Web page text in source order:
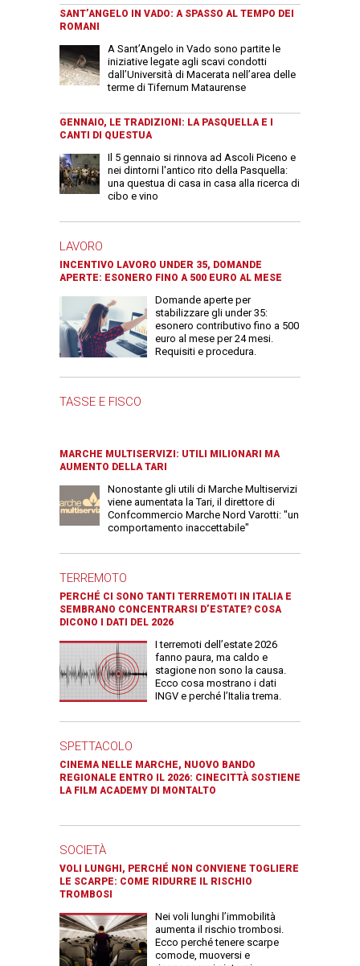
SANT’ANGELO IN VADO: A SPASSO AL TEMPO DEI
ROMANI
A Sant’Angelo in Vado sono partite le
iniziative legate agli scavi condotti
dall’Università di Macerata nell’area delle
terme di Tifernum Mataurense
GENNAIO, LE TRADIZIONI: LA PASQUELLA E I
CANTI DI QUESTUA
Il 5 gennaio si rinnova ad Ascoli Piceno e
nei dintorni l'antico rito della Pasquella:
una questua di casa in casa alla ricerca di
cibo e vino
LAVORO
INCENTIVO LAVORO UNDER 35, DOMANDE
APERTE: ESONERO FINO A 500 EURO AL MESE
Domande aperte per
stabilizzare gli under 35:
esonero contributivo fino a 500
euro al mese per 24 mesi.
Requisiti e procedura.
TASSE E FISCO
MARCHE MULTISERVIZI: UTILI MILIONARI MA
AUMENTO DELLA TARI
Nonostante gli utili di Marche Multiservizi
viene aumentata la Tari, il direttore di
Confcommercio Marche Nord Varotti: "un
comportamento inaccettabile"
TERREMOTO
PERCHÉ CI SONO TANTI TERREMOTI IN ITALIA E
SEMBRANO CONCENTRARSI D’ESTATE? COSA
DICONO I DATI DEL 2026
I terremoti dell’estate 2026
fanno paura, ma caldo e
stagione non sono la causa.
Ecco cosa mostrano i dati
INGV e perché l’Italia trema.
SPETTACOLO
CINEMA NELLE MARCHE, NUOVO BANDO
REGIONALE ENTRO IL 2026: CINECITTÀ SOSTIENE
LA FILM ACADEMY DI MONTALTO
SOCIETÀ
VOLI LUNGHI, PERCHÉ NON CONVIENE TOGLIERE
LE SCARPE: COME RIDURRE IL RISCHIO
TROMBOSI
Nei voli lunghi l’immobilità
aumenta il rischio trombosi.
Ecco perché tenere scarpe
comode, muoversi e